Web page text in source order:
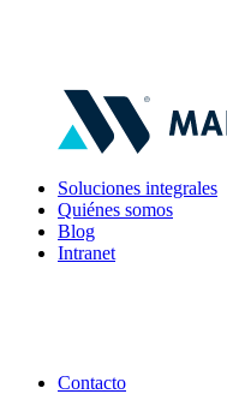
Soluciones integrales
Quiénes somos
Blog
Intranet
Contacto